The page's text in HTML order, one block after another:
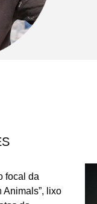
focal da
Animals”, lixo